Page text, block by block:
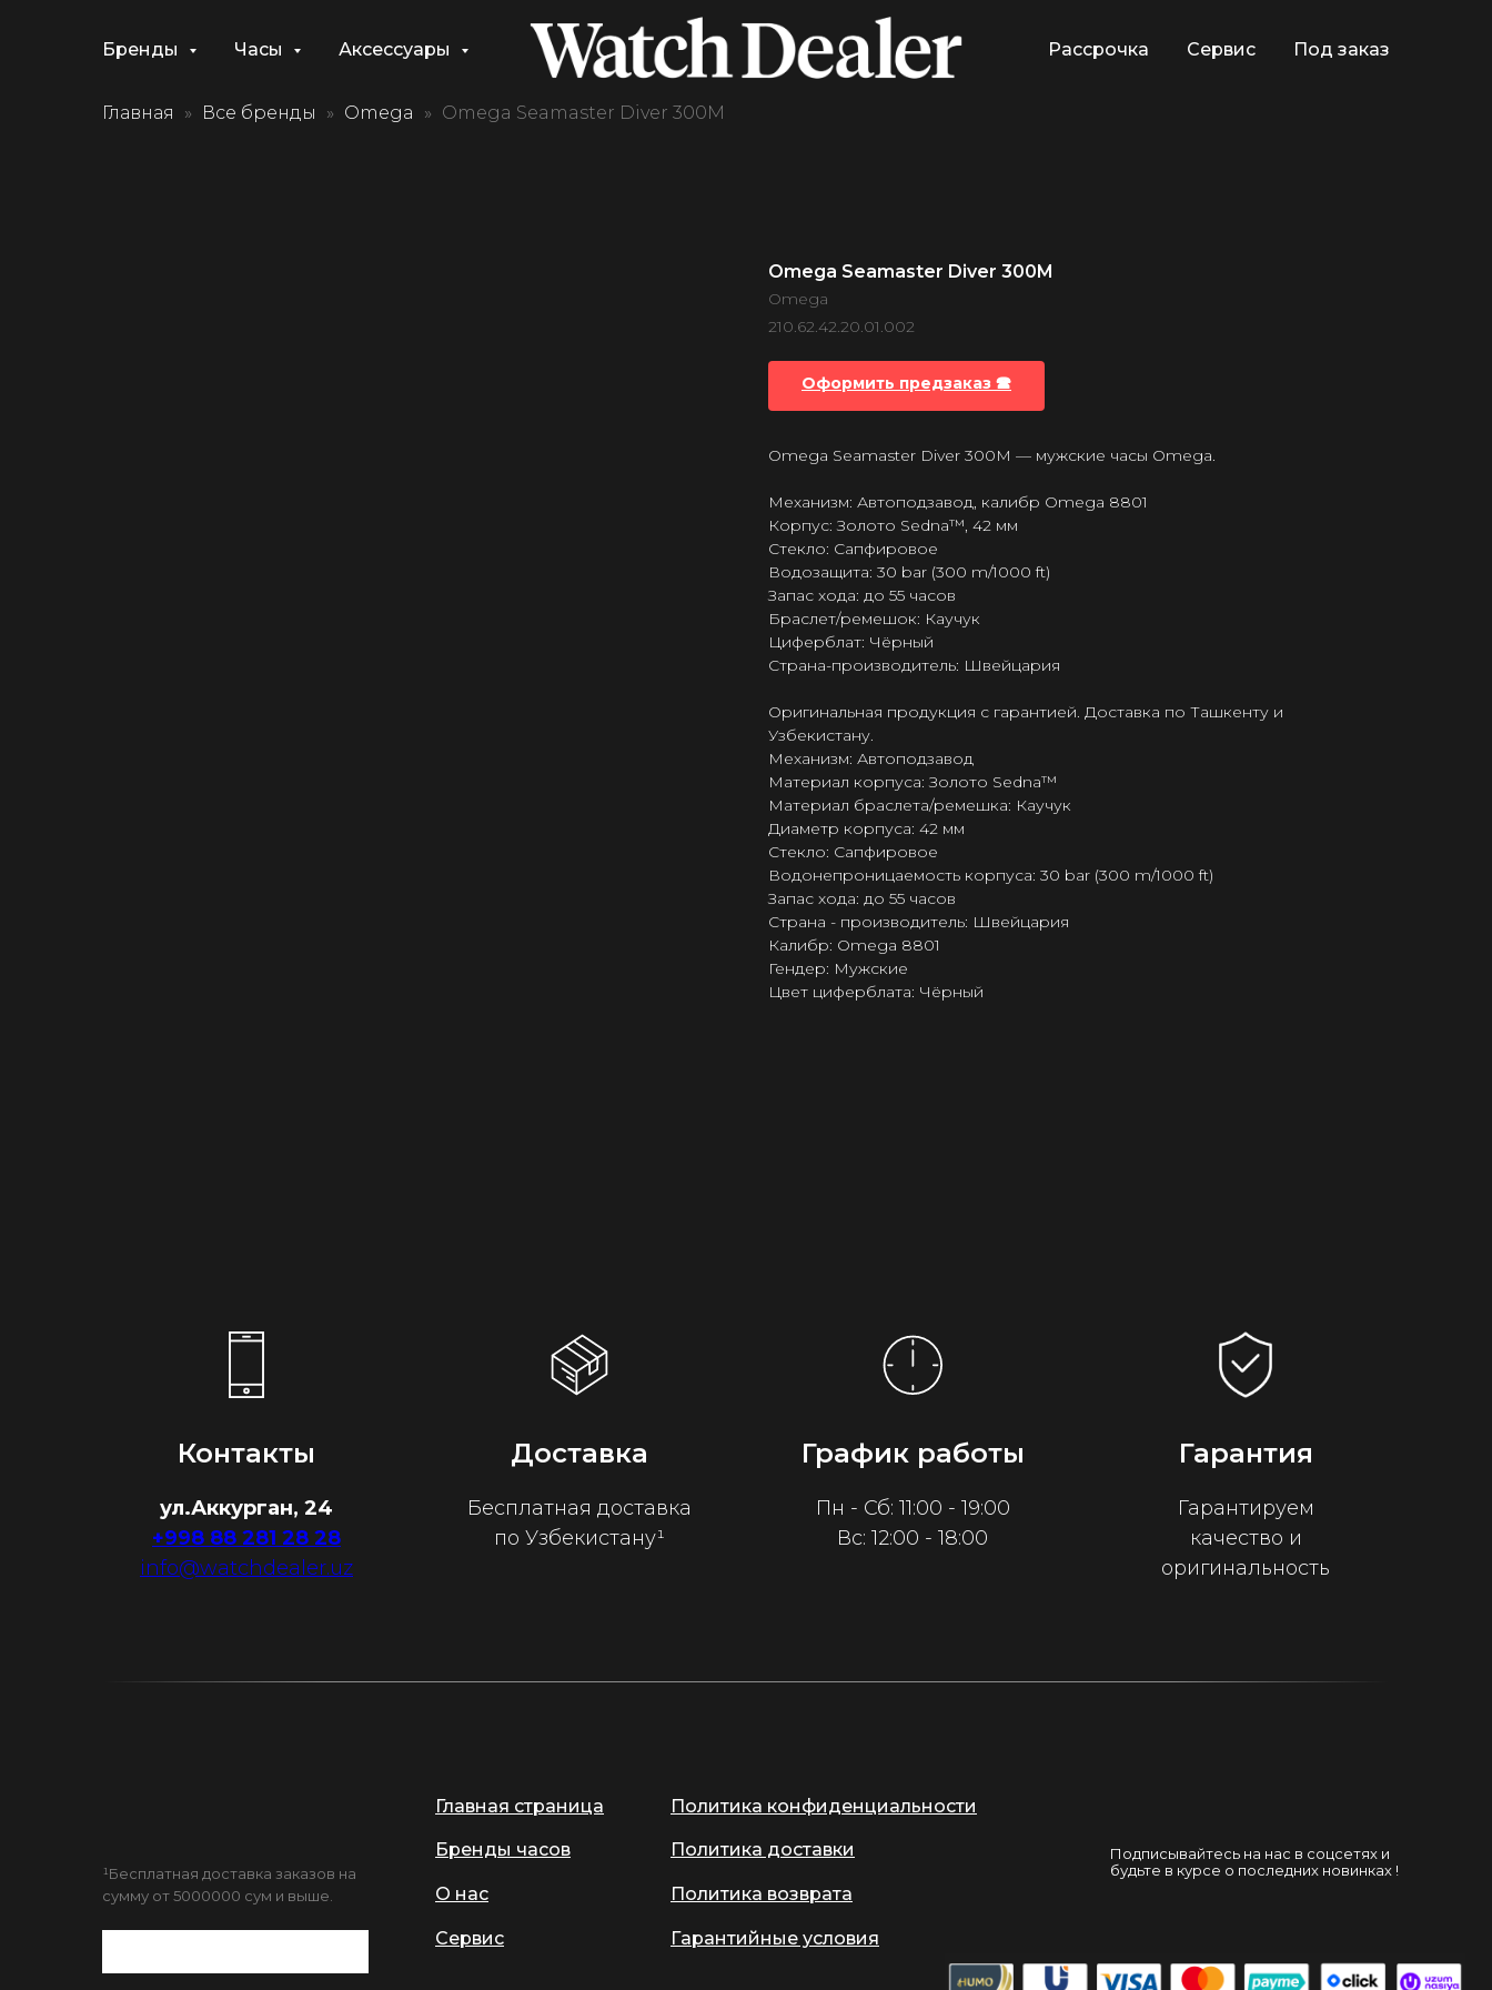
Бренды Часы Аксессуары Рассрочка Сервис Под заказ
Главная Все бренды Omega Omega Seamaster Diver 300M
Omega Seamaster Diver 300M
Omega
210.62.42.20.01.002
Оформить предзаказ 🕿
Omega Seamaster Diver 300M — мужские часы Omega.
Механизм: Автоподзавод, калибр Omega 8801
Корпус: Золото Sedna™, 42 мм
Стекло: Сапфировое
Водозащита: 30 bar (300 m/1000 ft)
Запас хода: до 55 часов
Браслет/ремешок: Каучук
Циферблат: Чёрный
Страна-производитель: Швейцария
Оригинальная продукция с гарантией. Доставка по Ташкенту и
Узбекистану.
Механизм: Автоподзавод
Материал корпуса: Золото Sedna™
Материал браслета/ремешка: Каучук
Диаметр корпуса: 42 мм
Стекло: Сапфировое
Водонепроницаемость корпуса: 30 bar (300 m/1000 ft)
Запас хода: до 55 часов
Страна - производитель: Швейцария
Калибр: Omega 8801
Гендер: Мужские
Цвет циферблата: Чёрный
Контакты
ул.Аккурган, 24
+998 88 281 28 28
info@watchdealer.uz
Доставка
Бесплатная доставка
по Узбекистану¹
График работы
Пн - Сб: 11:00 - 19:00
Вс: 12:00 - 18:00
Гарантия
Гарантируем
качество и
оригинальность
Подписывайтесь на нас в соцсетях и
будьте в курсе о последних новинках !
Главная страница
Бренды часов
О нас
Сервис
¹Бесплатная доставка заказов на
сумму от 5000000 сум и выше.
Политика конфиденциальности
Политика доставки
Политика возврата
Гарантийные условия